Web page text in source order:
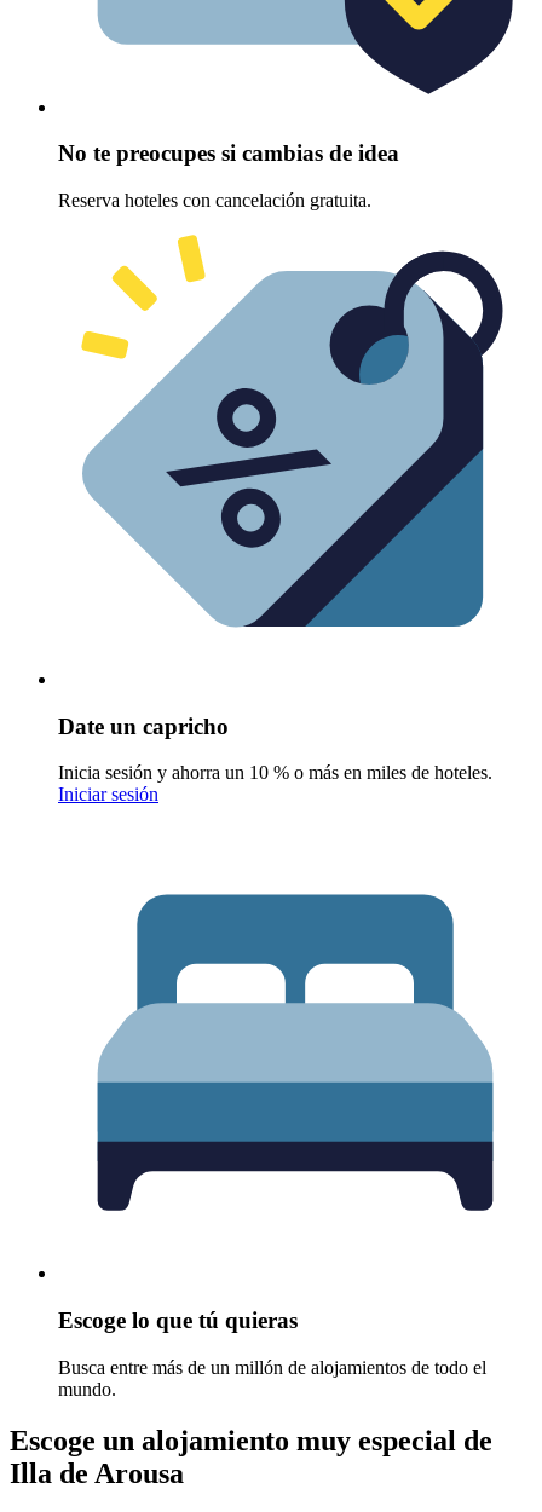
No te preocupes si cambias de idea
Reserva hoteles con cancelación gratuita.
Date un capricho
Inicia sesión y ahorra un 10 % o más en miles de hoteles.
Iniciar sesión
Escoge lo que tú quieras
Busca entre más de un millón de alojamientos de todo el
mundo.
Escoge un alojamiento muy especial de
Illa de Arousa